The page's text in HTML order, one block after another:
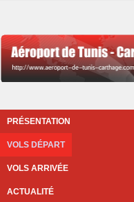
PRÉSENTATION
VOLS DÉPART
VOLS ARRIVÉE
ACTUALITÉ